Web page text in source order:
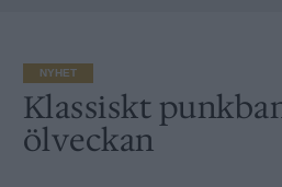
NYHET
Klassiskt
ölveckan